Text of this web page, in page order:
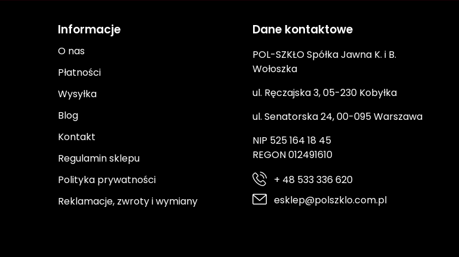
Informacje
O nas
Płatności
Wysyłka
Blog
Kontakt
Regulamin sklepu
Polityka prywatności
Reklamacje, zwroty i wymiany
Dane kontaktowe
POL-SZKŁO Spółka Jawna K. i B.
Wołoszka
ul. Ręczajska 3, 05-230 Kobyłka
ul. Senatorska 24, 00-095 Warszawa
NIP 525 164 18 45
REGON 012491610
+ 48 533 336 620
esklep@polszklo.com.pl